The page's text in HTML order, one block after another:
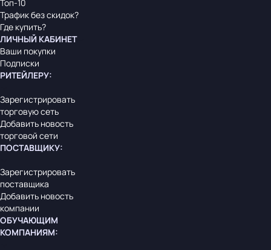
Топ-10
Трафик без скидок?
Где купить?
ЛИЧНЫЙ КАБИНЕТ
Ваши покупки
Подписки
РИТЕЙЛЕРУ:
Зарегистрировать
торговую сеть
Добавить новость
торговой сети
ПОСТАВЩИКУ:
Зарегистрировать
поставщика
Добавить новость
компании
ОБУЧАЮЩИМ
КОМПАНИЯМ: